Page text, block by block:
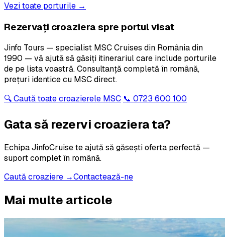
Vezi toate porturile →
Rezervați croaziera spre portul visat
Jinfo Tours — specialist MSC Cruises din România din
1990 — vă ajută să găsiți itinerariul care include porturile
de pe lista voastră. Consultanță completă în română,
prețuri identice cu MSC direct.
🔍 Caută toate croazierele MSC 📞 0723 600 100
Gata să rezervi croaziera ta?
Echipa JinfoCruise te ajută să găsești oferta perfectă —
suport complet în română.
Caută croaziere →Contactează-ne
Mai multe articole